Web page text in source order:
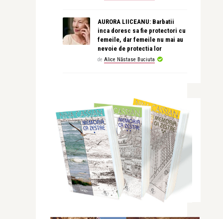
AURORA LIICEANU: Barbatii
inca doresc sa fie protectori cu
femeile, dar femeile nu mai au
nevoie de protectia lor
de Alice Năstase Buciuta